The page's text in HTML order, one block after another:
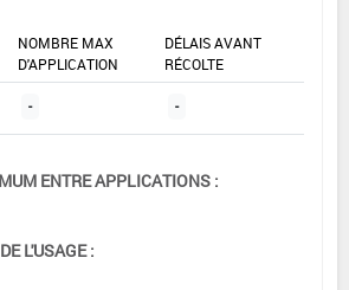
NOMBRE MAX
D'APPLICATION
DÉLAIS AVANT
RÉCOLTE
- -
ENTRE APPLICATIONS :
L'USAGE :